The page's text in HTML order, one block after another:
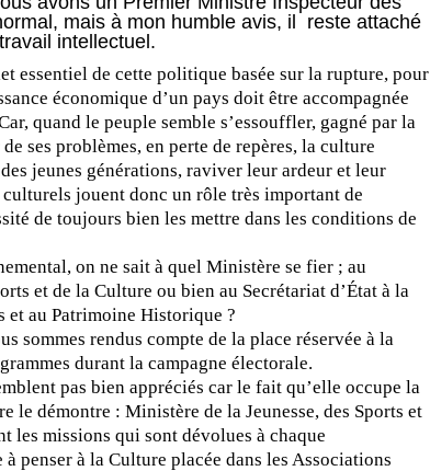
mais à mon humble avis, il reste attaché
intellectuel.
essentiel de cette politique basée sur la rupture, pour
économique d’un pays doit être accompagnée
quand le peuple semble s’essouffler, gagné par la
ses problèmes, en perte de repères, la culture
jeunes générations, raviver leur ardeur et leur
culturels jouent donc un rôle très important de
de toujours bien les mettre dans les conditions de
on ne sait à quel Ministère se fier ; au
et de la Culture ou bien au Secrétariat d’État à la
et au Patrimoine Historique ?
sommes rendus compte de la place réservée à la
durant la campagne électorale.
pas bien appréciés car le fait qu’elle occupe la
le démontre : Ministère de la Jeunesse, des Sports et
les missions qui sont dévolues à chaque
penser à la Culture placée dans les Associations